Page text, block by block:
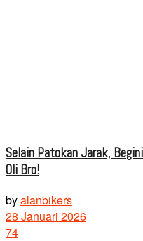
Selain Patokan Jarak,
Oli Bro!
byalanbikers
28 Januari 2026
74